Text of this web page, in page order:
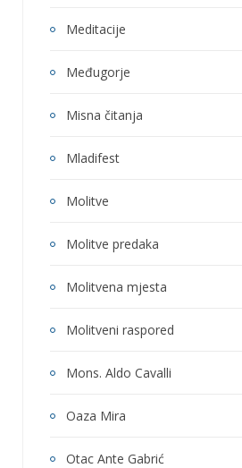
Meditacije
Međugorje
Misna čitanja
Mladifest
Molitve
Molitve predaka
Molitvena mjesta
Molitveni raspored
Mons. Aldo Cavalli
Oaza Mira
Otac Ante Gabrić